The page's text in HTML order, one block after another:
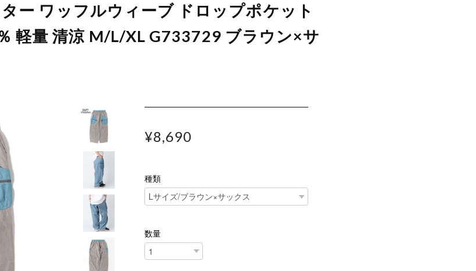
ー ワッフルウィーブ ドロップポケット
軽量 清涼 M/L/XL G733729 ブラウン×サ
¥8,690
種類
数量